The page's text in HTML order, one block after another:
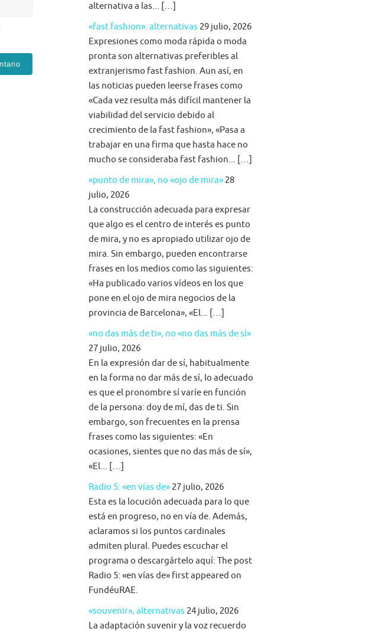
alternativa a las... […]
«fast fashion». alternativas 29 julio, 2026
Expresiones como moda rápida o moda
pronta son alternativas preferibles al
extranjerismo fast fashion. Aun así, en
las noticias pueden leerse frases como
«Cada vez resulta más difícil mantener la
viabilidad del servicio debido al
crecimiento de la fast fashion», «Pasa a
trabajar en una firma que hasta hace no
mucho se consideraba fast fashion... […]
«punto de mira», no «ojo de mira» 28
julio, 2026
La construcción adecuada para expresar
que algo es el centro de interés es punto
de mira, y no es apropiado utilizar ojo de
mira. Sin embargo, pueden encontrarse
frases en los medios como las siguientes:
«Ha publicado varios vídeos en los que
pone en el ojo de mira negocios de la
provincia de Barcelona», «El... […]
«no das más de ti», no «no das más de sí»
27 julio, 2026
En la expresión dar de sí, habitualmente
en la forma no dar más de sí, lo adecuado
es que el pronombre sí varíe en función
de la persona: doy de mí, das de ti. Sin
embargo, son frecuentes en la prensa
frases como las siguientes: «En
ocasiones, sientes que no das más de sí»,
«El... […]
Radio 5: «en vías de» 27 julio, 2026
Esta es la locución adecuada para lo que
está en progreso, no en vía de. Además,
aclaramos si los puntos cardinales
admiten plural. Puedes escuchar el
programa o descargártelo aquí: The post
Radio 5: «en vías de» first appeared on
FundéuRAE.
«souvenir», alternativas 24 julio, 2026
La adaptación suvenir y la voz recuerdo